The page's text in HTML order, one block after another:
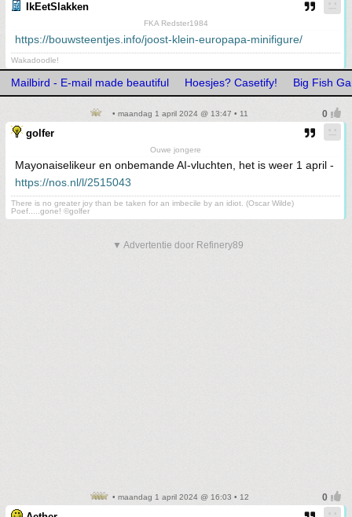
IkEetSlakken
FKA Redster1984
https://bouwsteentjes.info/joost-klein-europapa-minifigure/
Wakadoodle!
Mailbird - E-mail made beautiful Hoesjes? Casetify! Big Fish
• maandag 1 april 2024 @ 13:47 • 11
golfer
Ouwe jongere
Mayonaiselikeur en onbemande AI-vluchten, het is weer 1 april -
https://nos.nl/l/2515043
There is no greater joy than be taken for an imbecile by an idiot. (Oscar Wilde)
Poef.....gone! ©golfer
▼ Advertentie door Refinery89
• maandag 1 april 2024 @ 16:03 • 12